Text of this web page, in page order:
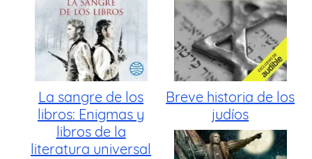
La sangre de los
libros: Enigmas y
libros de la
literatura universal
Breve historia de los
judíos